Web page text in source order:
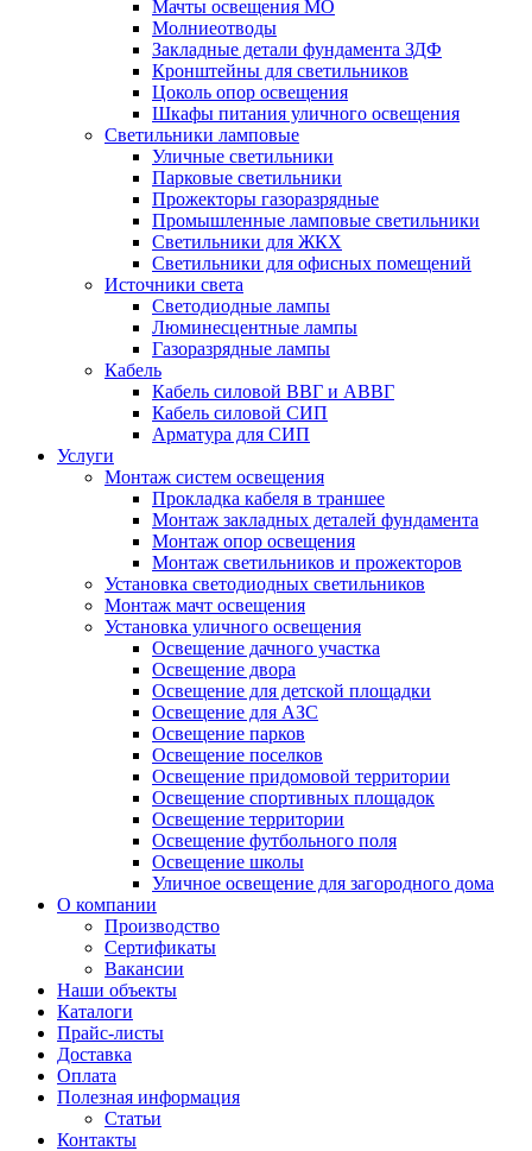
Мачты освещения МО
Молниеотводы
Закладные детали фундамента ЗДФ
Кронштейны для светильников
Цоколь опор освещения
Шкафы питания уличного освещения
Светильники ламповые
Уличные светильники
Парковые светильники
Прожекторы газоразрядные
Промышленные ламповые светильники
Светильники для ЖКХ
Светильники для офисных помещений
Источники света
Светодиодные лампы
Люминесцентные лампы
Газоразрядные лампы
Кабель
Кабель силовой ВВГ и АВВГ
Кабель силовой СИП
Арматура для СИП
Услуги
Монтаж систем освещения
Прокладка кабеля в траншее
Монтаж закладных деталей фундамента
Монтаж опор освещения
Монтаж светильников и прожекторов
Установка светодиодных светильников
Монтаж мачт освещения
Установка уличного освещения
Освещение дачного участка
Освещение двора
Освещение для детской площадки
Освещение для АЗС
Освещение парков
Освещение поселков
Освещение придомовой территории
Освещение спортивных площадок
Освещение территории
Освещение футбольного поля
Освещение школы
Уличное освещение для загородного дома
О компании
Производство
Сертификаты
Вакансии
Наши объекты
Каталоги
Прайс-листы
Доставка
Оплата
Полезная информация
Статьи
Контакты